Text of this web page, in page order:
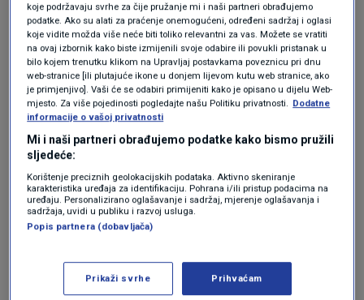
Ugovorne strane će u dobroj vjeri započeti
intenzivne pregovore o svim detaljima
transakcije. Razdoblje ekskluzivnosti traje do
30. rujna 2026. kada pregovori završavaju,
kaže se u priopćenju.
O svim relevantnim informacijama, kompanije
će pravovremeno obavijestiti javnost, dodaje
se.
PROČITAJTE JOŠ
HZMO objavio kad počinje isplata
koje podržavaju svrhe za čije pružanje mi i naši partneri obrađujemo
podatke. Ako su alati za praćenje onemogućeni, određeni sadržaj i oglasi
koje vidite možda više neće biti toliko relevantni za vas. Možete se vratiti
na ovaj izbornik kako biste izmijenili svoje odabire ili povukli pristanak u
bilo kojem trenutku klikom na Upravljaj postavkama poveznicu pri dnu
web-stranice [ili plutajuće ikone u donjem lijevom kutu web stranice, ako
je primjenjivo]. Vaši će se odabiri primijeniti kako je opisano u dijelu Web-
mjesto. Za više pojedinosti pogledajte našu Politiku privatnosti. Dodatne
informacije o vašoj privatnosti
Mi i naši partneri obrađujemo podatke kako bismo pružili
sljedeće:
Korištenje preciznih geolokacijskih podataka. Aktivno skeniranje
karakteristika uređaja za identifikaciju. Pohrana i/ili pristup podacima na
uređaju. Personalizirano oglašavanje i sadržaj, mjerenje oglašavanja i
sadržaja, uvidi u publiku i razvoj usluga.
Popis partnera (dobavljača)
Prikaži svrhe Prihvaćam